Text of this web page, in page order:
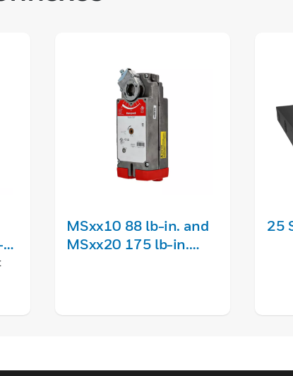
MSxx10 88 lb-in. and
MSxx20 175 lb-in.
25